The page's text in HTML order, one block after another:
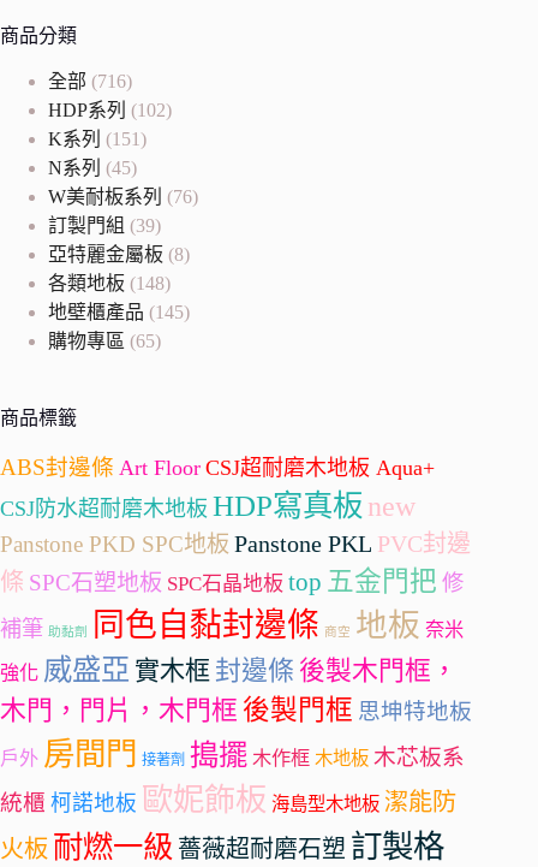
商品分類
全部 (716)
HDP系列 (102)
K系列 (151)
N系列 (45)
W美耐板系列 (76)
訂製門組 (39)
亞特麗金屬板 (8)
各類地板 (148)
地壁櫃產品 (145)
購物專區 (65)
商品標籤
ABS封邊條 Art Floor CSJ超耐磨木地板 Aqua+
CSJ防水超耐磨木地板 HDP寫真板 new
Panstone PKD SPC地板 Panstone PKL PVC封邊
條 SPC石塑地板 SPC石晶地板 top 五金門把 修
補筆 助黏劑 同色自黏封邊條 商空 地板 奈米
強化 威盛亞 實木框 封邊條 後製木門框，
木門，門片，木門框 後製門框 思坤特地板
戶外 房間門 接著劑 搗擺 木作框 木地板 木芯板系
統櫃 柯諾地板 歐妮飾板 海島型木地板 潔能防
火板 耐燃一級 薔薇超耐磨石塑 訂製格